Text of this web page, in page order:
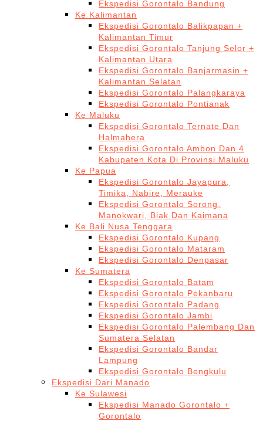
Ekspedisi Gorontalo Bandung
Ke Kalimantan
Ekspedisi Gorontalo Balikpapan +
Kalimantan Timur
Ekspedisi Gorontalo Tanjung Selor +
Kalimantan Utara
Ekspedisi Gorontalo Banjarmasin +
Kalimantan Selatan
Ekspedisi Gorontalo Palangkaraya
Ekspedisi Gorontalo Pontianak
Ke Maluku
Ekspedisi Gorontalo Ternate Dan
Halmahera
Ekspedisi Gorontalo Ambon Dan 4
Kabupaten Kota Di Provinsi Maluku
Ke Papua
Ekspedisi Gorontalo Jayapura,
Timika, Nabire, Merauke
Ekspedisi Gorontalo Sorong,
Manokwari, Biak Dan Kaimana
Ke Bali Nusa Tenggara
Ekspedisi Gorontalo Kupang
Ekspedisi Gorontalo Mataram
Ekspedisi Gorontalo Denpasar
Ke Sumatera
Ekspedisi Gorontalo Batam
Ekspedisi Gorontalo Pekanbaru
Ekspedisi Gorontalo Padang
Ekspedisi Gorontalo Jambi
Ekspedisi Gorontalo Palembang Dan
Sumatera Selatan
Ekspedisi Gorontalo Bandar
Lampung
Ekspedisi Gorontalo Bengkulu
Ekspedisi Dari Manado
Ke Sulawesi
Ekspedisi Manado Gorontalo +
Gorontalo